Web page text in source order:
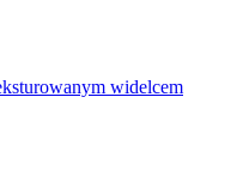
widelcem